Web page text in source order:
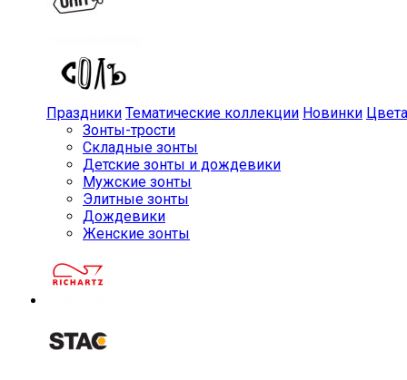
Праздники Тематические коллекции Новинки Цвета
Зонты-трости
Складные зонты
Детские зонты и дождевики
Мужские зонты
Элитные зонты
Дождевики
Женские зонты